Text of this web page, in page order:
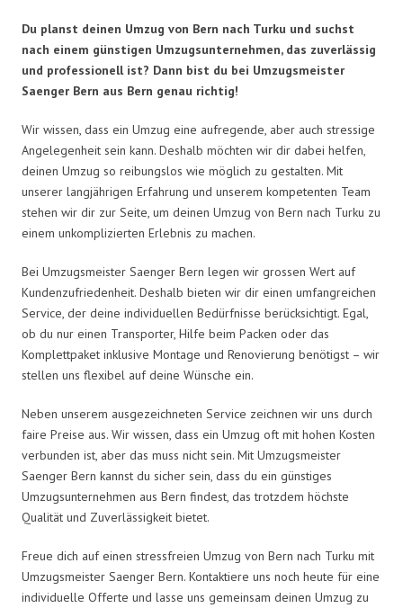
Du planst deinen Umzug von Bern nach Turku und suchst
nach einem günstigen Umzugsunternehmen, das zuverlässig
und professionell ist? Dann bist du bei Umzugsmeister
Saenger Bern aus Bern genau richtig!
Wir wissen, dass ein Umzug eine aufregende, aber auch stressige
Angelegenheit sein kann. Deshalb möchten wir dir dabei helfen,
deinen Umzug so reibungslos wie möglich zu gestalten. Mit
unserer langjährigen Erfahrung und unserem kompetenten Team
stehen wir dir zur Seite, um deinen Umzug von Bern nach Turku zu
einem unkomplizierten Erlebnis zu machen.
Bei Umzugsmeister Saenger Bern legen wir grossen Wert auf
Kundenzufriedenheit. Deshalb bieten wir dir einen umfangreichen
Service, der deine individuellen Bedürfnisse berücksichtigt. Egal,
ob du nur einen Transporter, Hilfe beim Packen oder das
Komplettpaket inklusive Montage und Renovierung benötigst – wir
stellen uns flexibel auf deine Wünsche ein.
Neben unserem ausgezeichneten Service zeichnen wir uns durch
faire Preise aus. Wir wissen, dass ein Umzug oft mit hohen Kosten
verbunden ist, aber das muss nicht sein. Mit Umzugsmeister
Saenger Bern kannst du sicher sein, dass du ein günstiges
Umzugsunternehmen aus Bern findest, das trotzdem höchste
Qualität und Zuverlässigkeit bietet.
Freue dich auf einen stressfreien Umzug von Bern nach Turku mit
Umzugsmeister Saenger Bern. Kontaktiere uns noch heute für eine
individuelle Offerte und lasse uns gemeinsam deinen Umzug zu